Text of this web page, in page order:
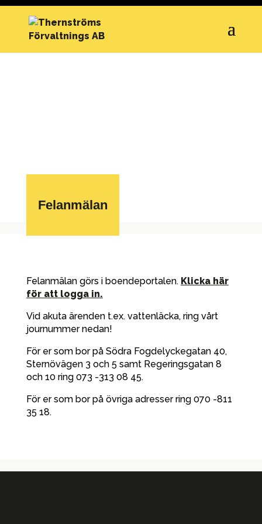
Felanmälan
Felanmälan görs i boendeportalen. Klicka här
för att logga in.
Vid akuta ärenden t.ex. vattenläcka, ring vårt
journummer nedan!
För er som bor på Södra Fogdelyckegatan 40,
Sternövägen 3 och 5 samt Regeringsgatan 8
och 10 ring 073 -313 08 45.
För er som bor på övriga adresser ring 070 -811
35 18.